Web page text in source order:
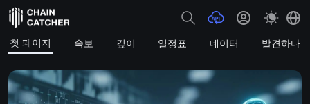
첫 페이지 속보 깊이 일정표 데이터 발견하다